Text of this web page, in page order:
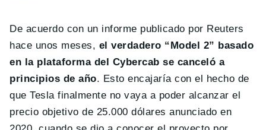
De acuerdo con un informe publicado por Reuters
hace unos meses, el verdadero “Model 2” basado
en la plataforma del Cybercab se canceló a
principios de año. Esto encajaría con el hecho de
que Tesla finalmente no vaya a poder alcanzar el
precio objetivo de 25.000 dólares anunciado en